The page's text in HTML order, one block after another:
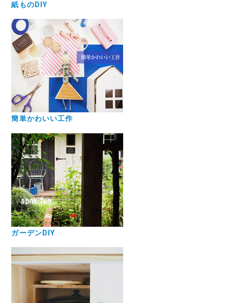
紙ものDIY
簡単かわいい工作
ガーデンDIY